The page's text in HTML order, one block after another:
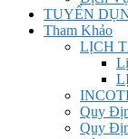
TUYỂN
Tham Khảo
LỊCH
Quy
Quy